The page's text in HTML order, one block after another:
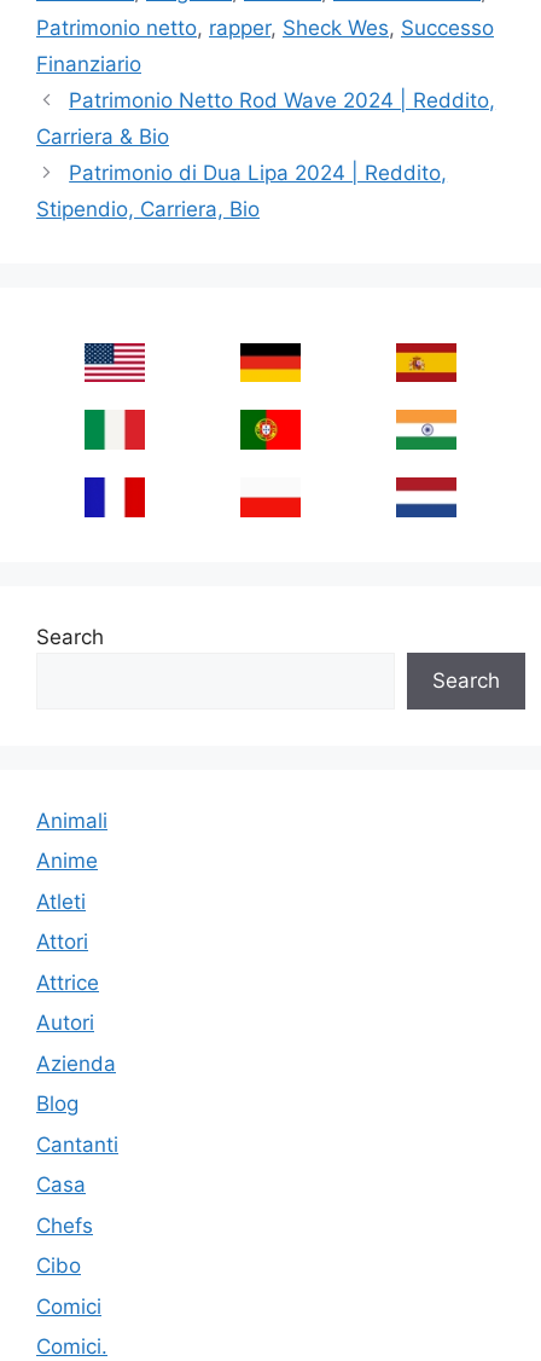
Patrimonio netto, rapper, Sheck Wes, Successo
Finanziario
Patrimonio Netto Rod Wave 2024 | Reddito,
Carriera & Bio
Patrimonio di Dua Lipa 2024 | Reddito,
Stipendio, Carriera, Bio
Search
Search
Animali
Anime
Atleti
Attori
Attrice
Autori
Azienda
Blog
Cantanti
Casa
Chefs
Cibo
Comici
Comici.